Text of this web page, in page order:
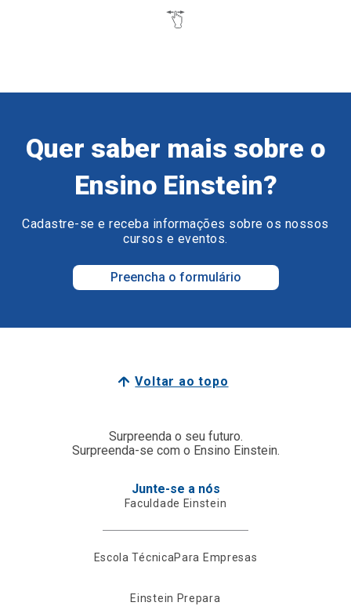
Quer saber mais sobre o
Ensino Einstein?
Cadastre-se e receba informações sobre os nossos
cursos e eventos.
Preencha o formulário
Voltar ao topo
Surpreenda o seu futuro.
Surpreenda-se com o Ensino Einstein.
Junte-se a nós
Faculdade Einstein
Escola TécnicaPara Empresas
Einstein Prepara